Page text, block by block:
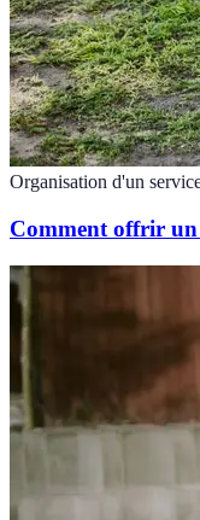
Organisation d'un
Comment offrir